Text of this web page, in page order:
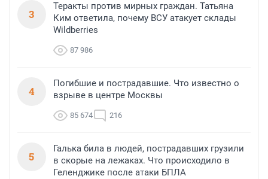
3
Теракты против мирных граждан. Татьяна
Ким ответила, почему ВСУ атакует склады
Wildberries
87 986
4
Погибшие и пострадавшие. Что известно о
взрыве в центре Москвы
85 674 216
5
Галька била в людей, пострадавших грузили
в скорые на лежаках. Что происходило в
Геленджике после атаки БПЛА